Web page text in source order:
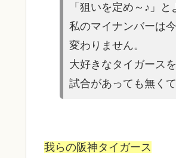
「狙いを定め～♪」
私のマイナンバーは
変わりません。
大好きなタイガース
試合があっても無く
我らの阪神タイガース